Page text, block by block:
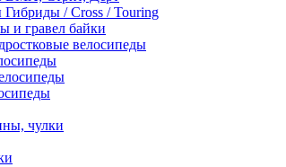
/ Cross / Touring
и гравел байки
велосипеды
чулки